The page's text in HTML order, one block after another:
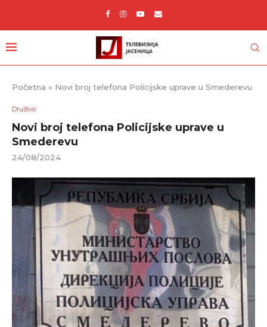
Početna » Novi broj telefona Policijske uprave u Smederevu
Društvo
Novi broj telefona Policijske uprave u
Smederevu
24/08/2024